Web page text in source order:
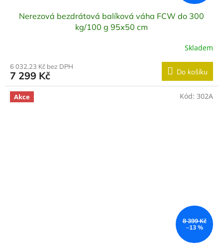
Nerezová bezdrátová balíková váha FCW do 300
kg/100 g 95x50 cm
Skladem
6 032,23 Kč bez DPH
7 299 Kč Do košíku
Akce
8 399 Kč
–13 %
Kód: 302A